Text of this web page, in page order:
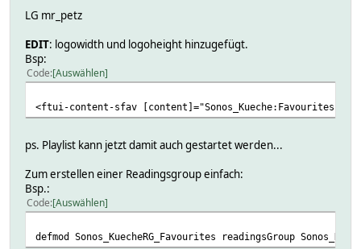
LG mr_petz
EDIT: logowidth und logoheight hinzugefügt.
Bsp:
Code Auswählen
<ftui-content-sfav [content]="Sonos_Kueche:Favourites |
ps. Playlist kann jetzt damit auch gestartet werden...
Zum erstellen einer Readingsgroup einfach:
Bsp.:
Code Auswählen
defmod Sonos_KuecheRG_Favourites readingsGroup